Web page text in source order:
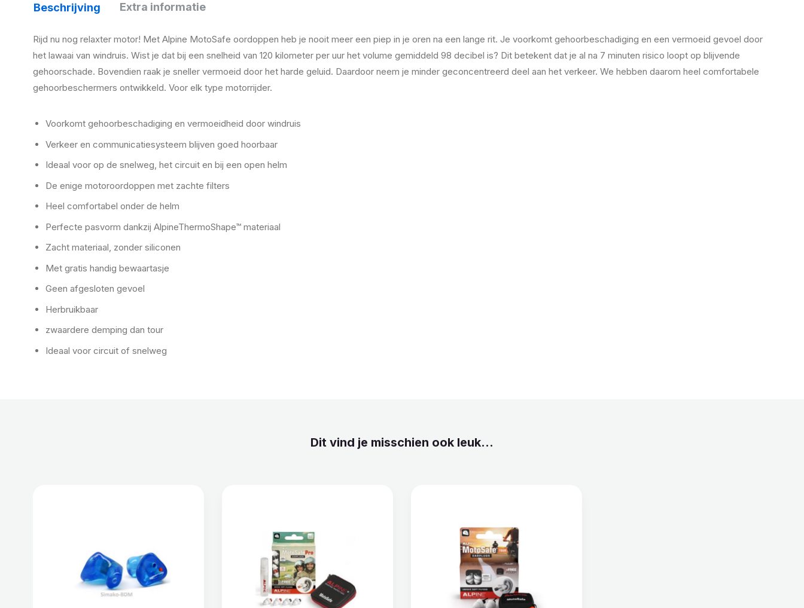
Beschrijving Extra informatie
Rijd nu nog relaxter motor! Met Alpine MotoSafe oordoppen heb je nooit meer een piep in je oren na een lange rit. Je voorkomt gehoorbeschadiging en een vermoeid gevoel door
het lawaai van windruis. Wist je dat bij een snelheid van 120 kilometer per uur het volume gemiddeld 98 decibel is? Dit betekent dat je al na 7 minuten risico loopt op blijvende
gehoorschade. Bovendien raak je sneller vermoeid door het harde geluid. Daardoor neem je minder geconcentreerd deel aan het verkeer. We hebben daarom heel comfortabele
gehoorbeschermers ontwikkeld. Voor elk type motorrijder.
Voorkomt gehoorbeschadiging en vermoeidheid door windruis
Verkeer en communicatiesysteem blijven goed hoorbaar
Ideaal voor op de snelweg, het circuit en bij een open helm
De enige motoroordoppen met zachte filters
Heel comfortabel onder de helm
Perfecte pasvorm dankzij AlpineThermoShape™ materiaal
Zacht materiaal, zonder siliconen
Met gratis handig bewaartasje
Geen afgesloten gevoel
Herbruikbaar
zwaardere demping dan tour
Ideaal voor circuit of snelweg
Dit vind je misschien ook leuk...